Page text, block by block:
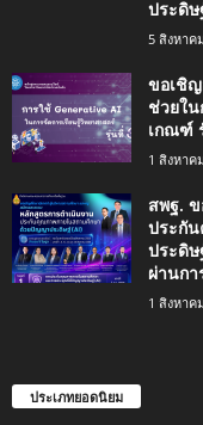
ประดิษ
5 สิงหาค
ขอเชิญ
ช่วยใ
เกณฑ์
1 สิงหาค
สพฐ.
ประกั
ประดิษ
ผ่านกา
1 สิงหาค
ประเภทยอดนิยม